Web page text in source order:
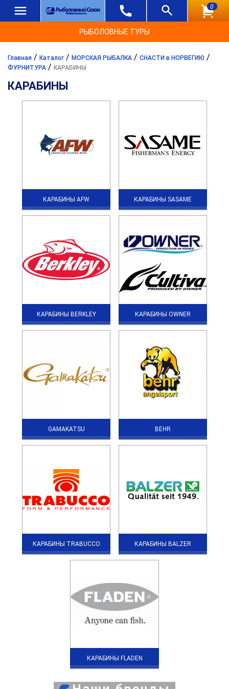
0
РЫБОЛОВНЫЕ ТУРЫ
Главная / Каталог / МОРСКАЯ РЫБАЛКА / СНАСТИ в НОРВЕГИЮ /
ФУРНИТУРА / КАРАБИНЫ
КАРАБИНЫ
КАРАБИНЫ AFW КАРАБИНЫ SASAME
КАРАБИНЫ BERKLEY КАРАБИНЫ OWNER
GAMAKATSU BEHR
КАРАБИНЫ TRABUCCO КАРАБИНЫ BALZER
КАРАБИНЫ FLADEN